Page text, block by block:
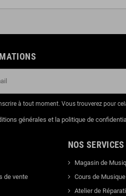
à tout moment. Vous trouverez pour
générales et la politique de
de vente
NOS SERVICES
Magasin de
Cours de Musique
Atelier de